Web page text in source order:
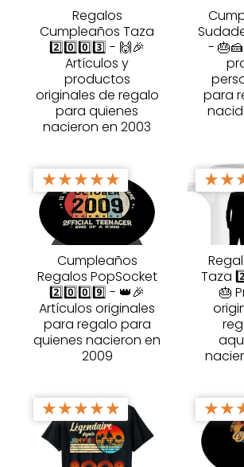
Regalos
Cumpleaños Taza
2️⃣0️⃣0️⃣3️⃣ - 🙌🎉
Artículos y
productos
originales de regalo
para quienes
nacieron en 2003
-
para
★★★★★
Cumpleaños
Regalos PopSocket
2️⃣0️⃣0️⃣9️⃣ - 👑🎉
Artículos originales
para regalo para
quienes nacieron en
2009
★★
Taza
🎂
★★★★★ ★★